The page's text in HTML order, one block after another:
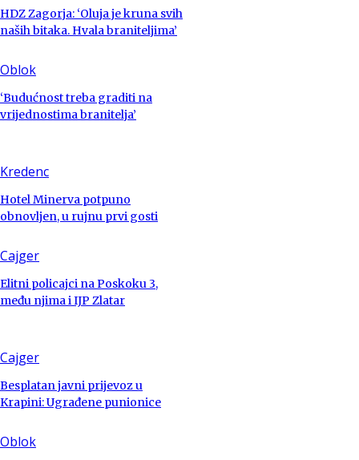
HDZ Zagorja: ‘Oluja je kruna svih
naših bitaka. Hvala braniteljima’
Oblok
‘Budućnost treba graditi na
vrijednostima branitelja’
Kredenc
Hotel Minerva potpuno
obnovljen, u rujnu prvi gosti
Cajger
Elitni policajci na Poskoku 3,
među njima i IJP Zlatar
Cajger
Besplatan javni prijevoz u
Krapini: Ugrađene punionice
Oblok